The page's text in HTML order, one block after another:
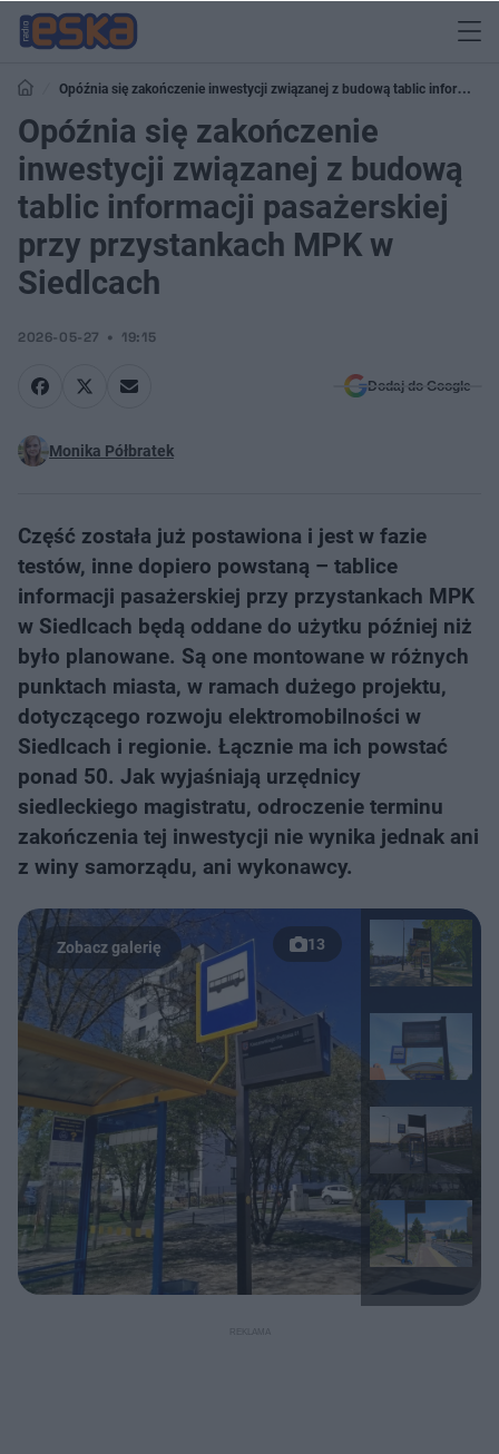
Opóźnia się zakończenie inwestycji związanej z budową tablic informacji
pasażerskiej przy przystankach MPK w Siedlcach
Opóźnia się zakończenie
inwestycji związanej z budową
tablic informacji pasażerskiej
przy przystankach MPK w
Siedlcach
2026-05-27 19:15
Dodaj do Google
Monika Półbratek
Część została już postawiona i jest w fazie
testów, inne dopiero powstaną – tablice
informacji pasażerskiej przy przystankach MPK
w Siedlcach będą oddane do użytku później niż
było planowane. Są one montowane w różnych
punktach miasta, w ramach dużego projektu,
dotyczącego rozwoju elektromobilności w
Siedlcach i regionie. Łącznie ma ich powstać
ponad 50. Jak wyjaśniają urzędnicy
siedleckiego magistratu, odroczenie terminu
zakończenia tej inwestycji nie wynika jednak ani
z winy samorządu, ani wykonawcy.
13